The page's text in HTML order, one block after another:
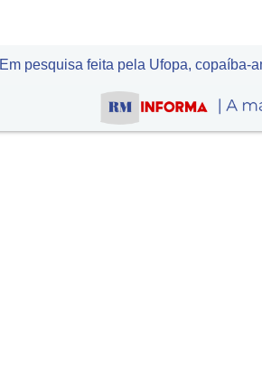
Em pesquisa feita pela Ufopa, copaíba-